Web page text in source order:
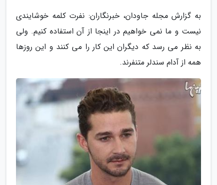
به گزارش مجله جاودان، خبرنگاران: نفرت کلمه خوشایندی
نیست و ما نمی خواهیم در اینجا از آن استفاده کنیم. ولی
به نظر می رسد که دیگران این کار را می کنند و این روزها
همه از آدام سندلر متنفرند.